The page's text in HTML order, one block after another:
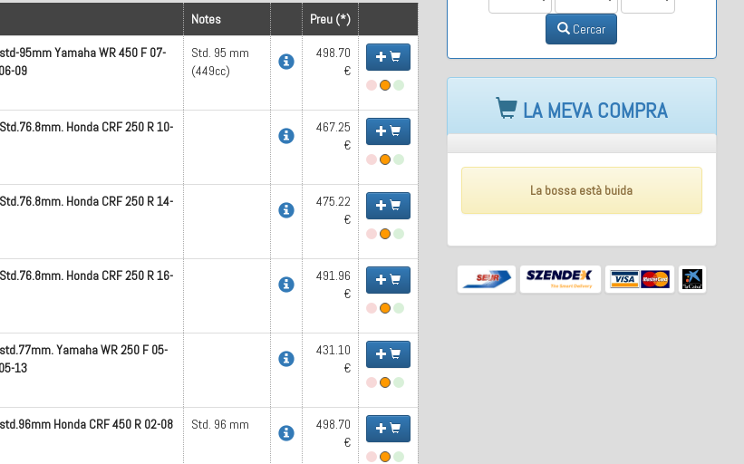
Notes Preu (*)
95mm Yamaha WR 450 F 07-
09
Std. 95 mm
(449cc)
498.70
€
Honda CRF 250 R 10-
467.25
€
Honda CRF 250 R 14-
475.22
€
Honda CRF 250 R 16-
491.96
€
Yamaha WR 250 F 05-
13
431.10
€
Honda CRF 450 R 02-08 Std. 96 mm
498.70
€
Cercar
LA MEVA COMPRA
La bossa està buida